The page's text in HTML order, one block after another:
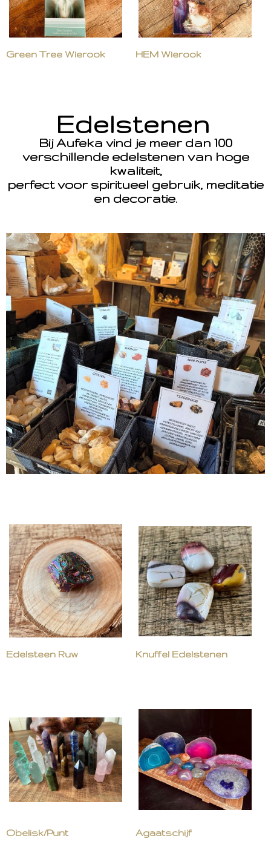
Green Tree Wierook HEM Wierook
Edelstenen
Bij Aufeka vind je meer dan 100
verschillende edelstenen van hoge
kwaliteit,
perfect voor spiritueel gebruik, meditatie
en decoratie.
Edelsteen Ruw Knuffel Edelstenen
Obelisk/Punt Agaatschijf